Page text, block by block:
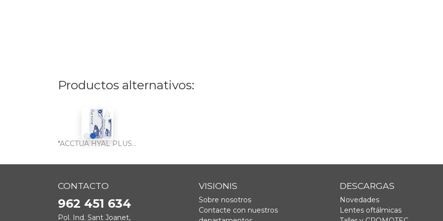
Productos alternativos:
*ACCTUA HYAL PLUS 100 ml
CONTACTO
962 451 634
Pol. Ind. Sant Joanet,
VISIONIS
Sobre nosotros
Contacte con nuestros
DESCARGAS
Novedades
Lentes oftálmicas